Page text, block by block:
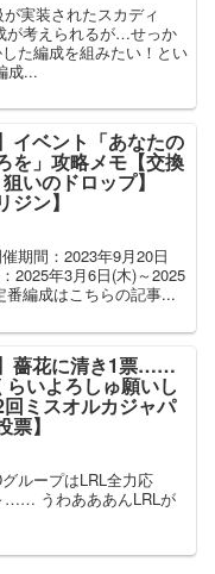
実装されたスカディ
が考えられるが…せっか
た編成を組みたい！とい
成...
イベント「あなたの
を」攻略メモ【交換
いのドロップ】
ジン】
期間：2023年9月20日
2025年3月6日(木)～2025
編成はこちらの記事...
】薔花に清き1票……
いよろしゅ願いし
回ミスオルカジャパ
票】
ループはLRL全力応
…… うわあああんLRLが